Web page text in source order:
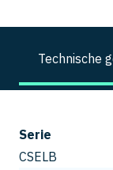
Technische
Serie
CSELB